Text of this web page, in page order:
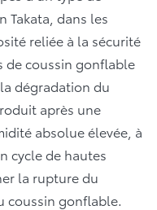
Takata, dans les
reliée à la sécurité
de coussin gonflable
dégradation du
après une
absolue élevée, à
cycle de hautes
la rupture du
coussin gonflable.